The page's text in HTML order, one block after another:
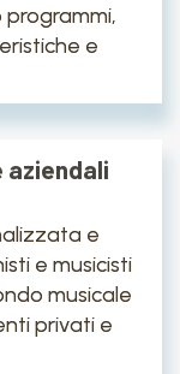
e
aziendali
e
e musicisti
musicale
privati e